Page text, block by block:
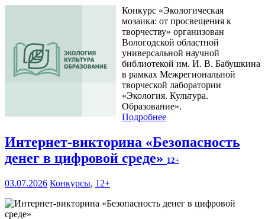
Конкурс «Экологическая
мозаика: от просвещения к
творчеству» организован
Вологодской областной
универсальной научной
библиотекой им. И. В. Бабушкина
в рамках Межрегиональной
творческой лаборатории
«Экология. Культура.
Образование».
Подробнее
Интернет-викторина «Безопасность
денег в цифровой среде» 12+
03.07.2026 Конкурсы, 12+